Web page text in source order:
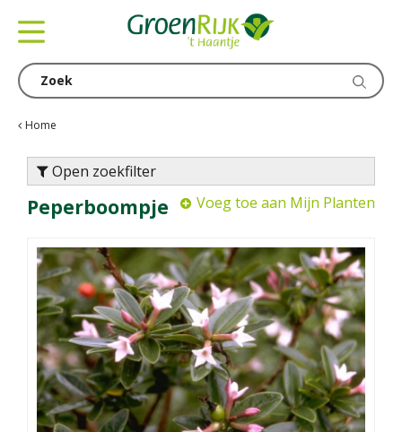
Home
Open zoekfilter
Peperboompje Voeg toe aan Mijn Planten